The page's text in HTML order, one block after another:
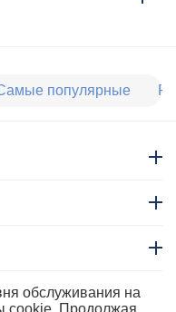
популярные
обслуживания на